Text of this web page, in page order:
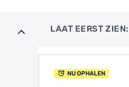
LAAT EERST ZIEN:
NU OPHALEN